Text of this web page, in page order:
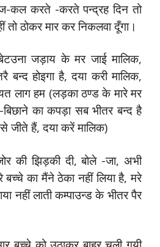
कल करते -करते पन्द्रह दिन तो
ठोकर मार कर निकलवा दूँगा।
बेटउना जड़ाय के मर जाई मालिक,
होइगा है, दया करी मालिक,
लाग हम (लड़का ठण्ड के मारे मर
का कपड़ा सब भीतर बन्द है
जीते हैं, दया करें मालिक)
की झिड़की दी, बोले -जा, अभी
का मैंने ठेका नहीं लिया है, मरे
नहीं लाती कम्पाउन्ड के भीतर पैर